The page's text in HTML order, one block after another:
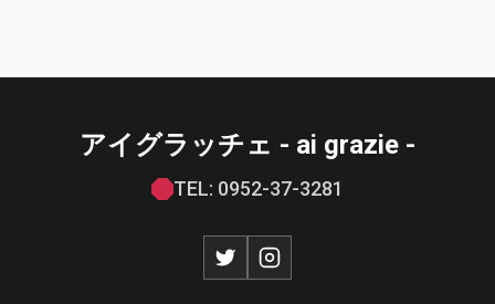
アイグラッチェ - ai grazie -
TEL: 0952-37-3281